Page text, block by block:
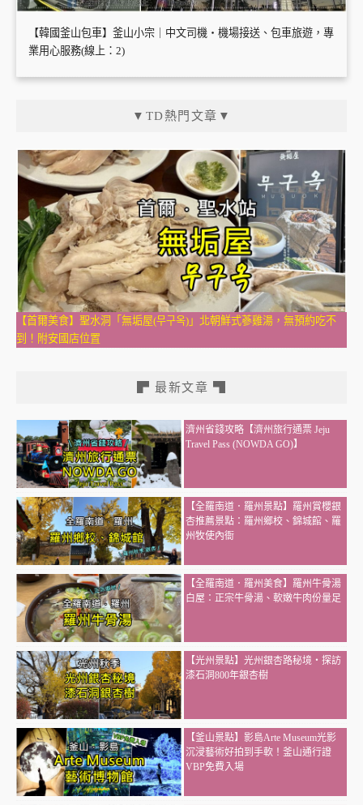
【韓國釜山包車】釜山小宗｜中文司機・機場接送、包車旅遊，專
業用心服務(線上：2)
▼TD熱門文章▼
【首爾美食】聖水洞「無垢屋(무구옥)」北朝鮮式蔘雞湯，無預約吃不
到！附安國店位置
▛ 最新文章 ▜
濟州省錢攻略【濟州旅行通票 Jeju
Travel Pass (NOWDA GO)】
【全羅南道．羅州景點】羅州賞櫻銀
杏推薦景點：羅州鄉校、錦城館、羅
州牧使內衙
【全羅南道．羅州美食】羅州牛骨湯
白屋：正宗牛骨湯、軟嫩牛肉份量足
【光州景點】光州銀杏路秘境・探訪
漆石洞800年銀杏樹
【釜山景點】影島Arte Museum光影
沉浸藝術好拍到手軟！釜山通行證
VBP免費入場